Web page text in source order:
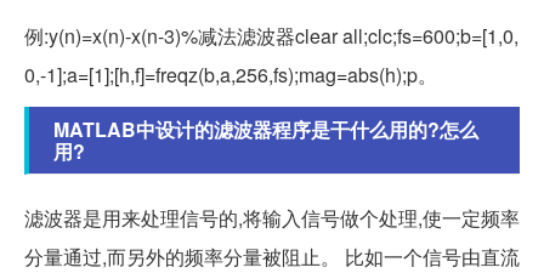
例:y(n)=x(n)-x(n-3)%减法滤波器clear all;clc;fs=600;b=[1,0,
0,-1];a=[1];[h,f]=freqz(b,a,256,fs);mag=abs(h);p。
MATLAB中设计的滤波器程序是干什么用的?怎么
用?
滤波器是用来处理信号的,将输入信号做个处理,使一定频率
分量通过,而另外的频率分量被阻止。 比如一个信号由直流